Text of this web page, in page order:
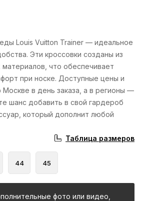
Louis Vuitton Trainer — идеальное
Эти кроссовки созданы из
что обеспечивает
при носке. Доступные цены и
Москве в день заказа, а в регионы —
шанс добавить в свой гардероб
который дополнит любой
Таблица размеров
44 45
фото или видео,